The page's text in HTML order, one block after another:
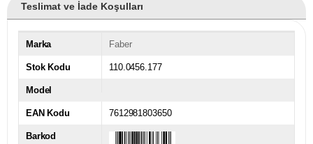
Teslimat ve İade Koşulları
Marka Faber
Stok Kodu 110.0456.177
Model
EAN Kodu 7612981803650
Barkod